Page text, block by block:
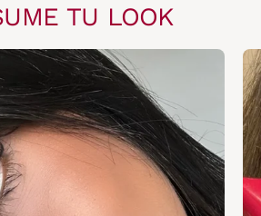
TU LOOK